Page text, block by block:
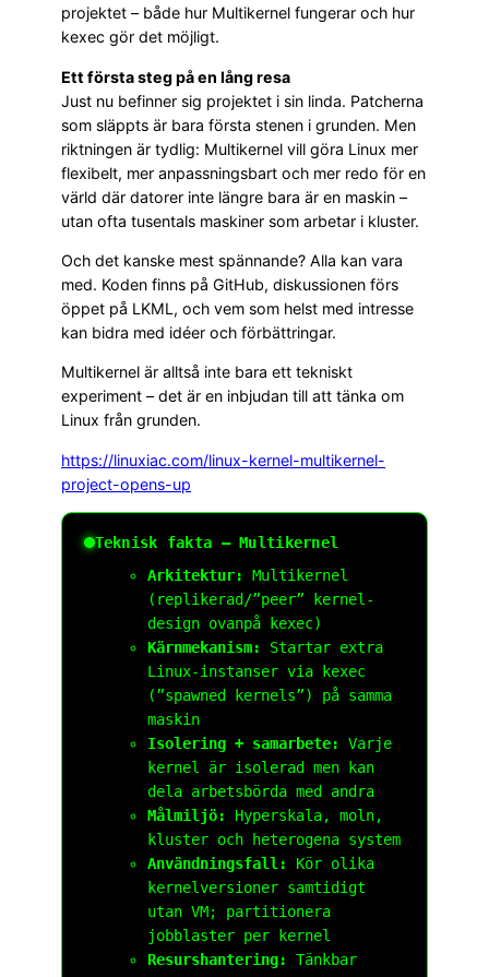
projektet – både hur Multikernel fungerar och hur
kexec gör det möjligt.
Ett första steg på en lång resa
Just nu befinner sig projektet i sin linda. Patcherna
som släppts är bara första stenen i grunden. Men
riktningen är tydlig: Multikernel vill göra Linux mer
flexibelt, mer anpassningsbart och mer redo för en
värld där datorer inte längre bara är en maskin –
utan ofta tusentals maskiner som arbetar i kluster.
Och det kanske mest spännande? Alla kan vara
med. Koden finns på GitHub, diskussionen förs
öppet på LKML, och vem som helst med intresse
kan bidra med idéer och förbättringar.
Multikernel är alltså inte bara ett tekniskt
experiment – det är en inbjudan till att tänka om
Linux från grunden.
https://linuxiac.com/linux-kernel-multikernel-
project-opens-up
Teknisk fakta – Multikernel
Arkitektur: Multikernel
(replikerad/”peer” kernel-
design ovanpå kexec)
Kärnmekanism: Startar extra
Linux-instanser via
kexec
(”spawned kernels”) på samma
maskin
Isolering + samarbete: Varje
kernel är isolerad men kan
dela arbetsbörda med andra
Målmiljö: Hyperskala, moln,
kluster och heterogena system
Användningsfall: Kör olika
kernelversioner samtidigt
utan VM; partitionera
jobblaster per kernel
Resurshantering: Tänkbar